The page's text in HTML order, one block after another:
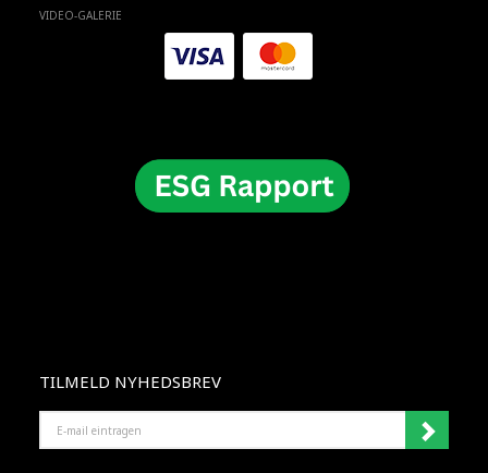
VIDEO-GALERIE
TILMELD NYHEDSBREV
MAIL
EINTRAGEN